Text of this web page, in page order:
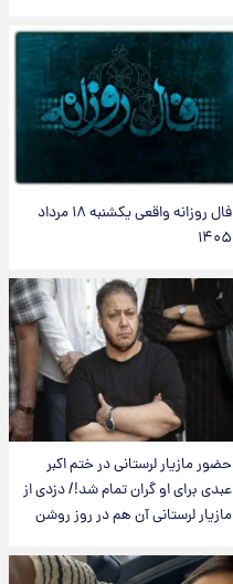
فال روزانه واقعی یکشنبه ۱۸ مرداد
۱۴۰۵
حضور مازیار لرستانی در ختم اکبر
عبدی برای او گران تمام شد!/ دزدی از
مازیار لرستانی آن هم در روز روشن